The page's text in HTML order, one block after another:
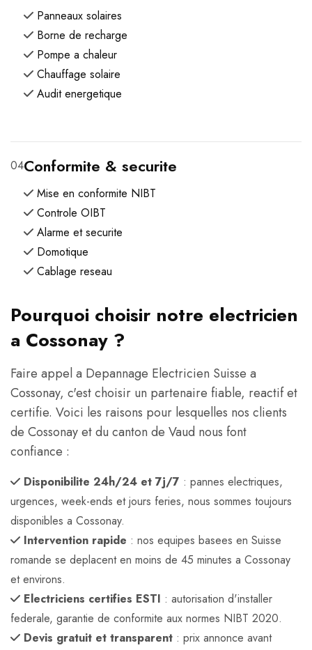
Panneaux solaires
Borne de recharge
Pompe a chaleur
Chauffage solaire
Audit energetique
04Conformite & securite
Mise en conformite NIBT
Controle OIBT
Alarme et securite
Domotique
Cablage reseau
Pourquoi choisir notre electricien
a Cossonay ?
Faire appel a Depannage Electricien Suisse a
Cossonay, c'est choisir un partenaire fiable, reactif et
certifie. Voici les raisons pour lesquelles nos clients
de Cossonay et du canton de Vaud nous font
confiance :
Disponibilite 24h/24 et 7j/7 : pannes electriques,
urgences, week-ends et jours feries, nous sommes toujours
disponibles a Cossonay.
Intervention rapide : nos equipes basees en Suisse
romande se deplacent en moins de 45 minutes a Cossonay
et environs.
Electriciens certifies ESTI : autorisation d'installer
federale, garantie de conformite aux normes NIBT 2020.
Devis gratuit et transparent : prix annonce avant